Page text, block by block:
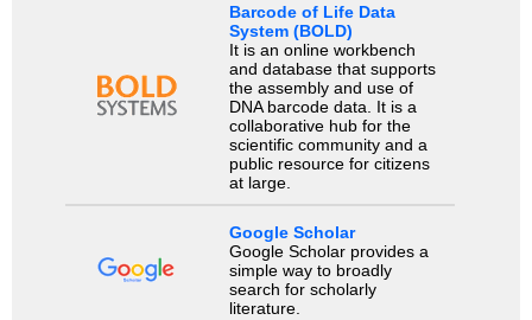
Barcode of Life Data
System (BOLD)
It is an online workbench
and database that supports
the assembly and use of
DNA barcode data. It is a
collaborative hub for the
scientific community and a
public resource for citizens
at large.
Google Scholar
Google Scholar provides a
simple way to broadly
search for scholarly
literature.